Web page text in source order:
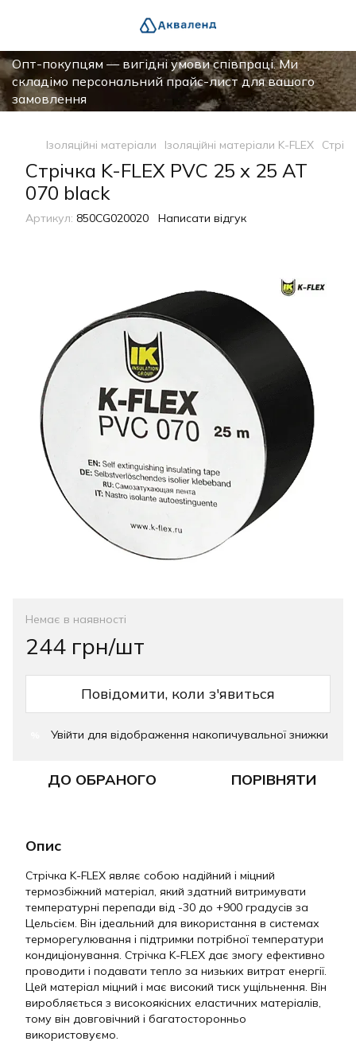
Опт-покупцям — вигідні умови співпраці. Ми
складімо персональний прайс-лист для вашого
замовлення
Ізоляційні матеріали Ізоляційні матеріали K-FLEX
Стрічка K-FLEX PVC 25 x 25 АТ
070 black
Артикул: 850CG020020 Написати відгук
Немає в наявності
244 грн/шт
Повідомити, коли з'явиться
Увійти для відображення накопичувальної знижки
ДО ОБРАНОГО ПОРІВНЯТИ
Опис
Стрічка K-FLEX являє собою надійний і міцний
термозбіжний матеріал, який здатний витримувати
температурні перепади від -30 до +900 градусів за
Цельсієм. Він ідеальний для використання в системах
терморегулювання і підтримки потрібної температури
кондиціонування. Стрічка K-FLEX дає змогу ефективно
проводити і подавати тепло за низьких витрат енергії.
Цей матеріал міцний і має високий тиск ущільнення. Він
виробляється з високоякісних еластичних матеріалів,
тому він довговічний і багатосторонньо
використовуємо.